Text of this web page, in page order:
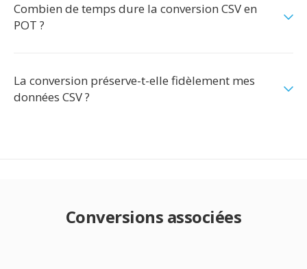
Combien de temps dure la conversion CSV en
POT ?
La conversion préserve-t-elle fidèlement mes
données CSV ?
Conversions associées